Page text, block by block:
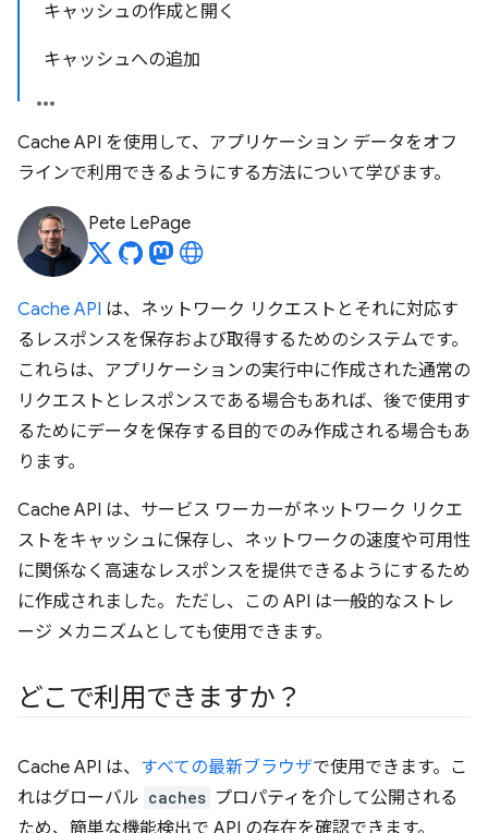
キャッシュの作成と開く
キャッシュへの追加
Cache API を使用して、アプリケーション データをオフ
ラインで利用できるようにする方法について学びます。
Pete LePage
Cache API は、ネットワーク リクエストとそれに対応す
るレスポンスを保存および取得するためのシステムです。
これらは、アプリケーションの実行中に作成された通常の
リクエストとレスポンスである場合もあれば、後で使用す
るためにデータを保存する目的でのみ作成される場合もあ
ります。
Cache API は、サービス ワーカーがネットワーク リクエ
ストをキャッシュに保存し、ネットワークの速度や可用性
に関係なく高速なレスポンスを提供できるようにするため
に作成されました。ただし、この API は一般的なストレ
ージ メカニズムとしても使用できます。
どこで利用できますか？
Cache API は、 すべての最新ブラウザで使用できます。こ
れはグローバル caches プロパティを介して公開される
ため、簡単な機能検出で API の存在を確認できます。